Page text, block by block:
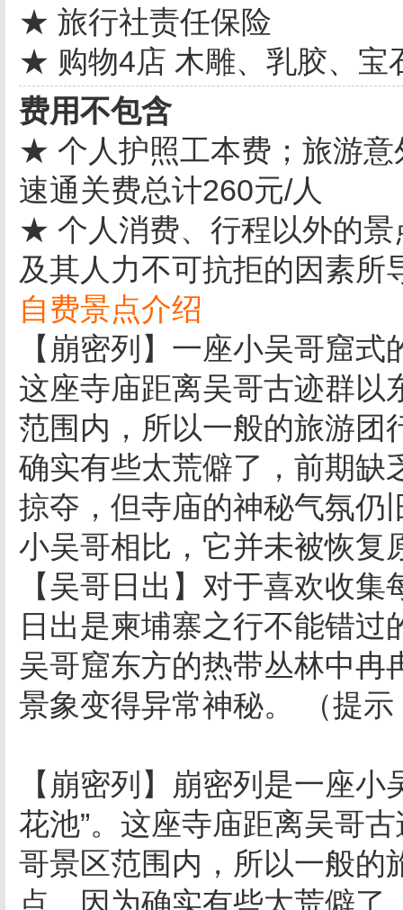
★ 旅行社责任保险
★ 购物4店 木雕、乳胶、宝
费用不包含
★ 个人护照工本费；旅游意
速通关费总计260元/人
★ 个人消费、行程以外的景
及其人力不可抗拒的因素所
自费景点介绍
【崩密列】一座小吴哥窟
这座寺庙距离吴哥古迹群以
范围内，所以一般的旅游团
确实有些太荒僻了，前期缺
掠夺，但寺庙的神秘气氛仍
小吴哥相比，它并未被恢复
【吴哥日出】对于喜欢收
日出是柬埔寨之行不能错
吴哥窟东方的热带丛林中冉
景象变得异常神秘。 （
【崩密列】崩密列是一座
花池”。这座寺庙距离吴哥
哥景区范围内，所以一般的
点，因为确实有些太荒僻